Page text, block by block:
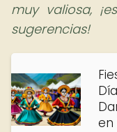
muy valiosa,
sugerencias!
en